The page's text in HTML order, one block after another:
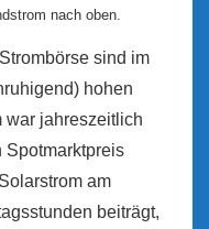
nach oben.
sind im
hohen
war jahreszeitlich
Spotmarktpreis
am
beiträgt,